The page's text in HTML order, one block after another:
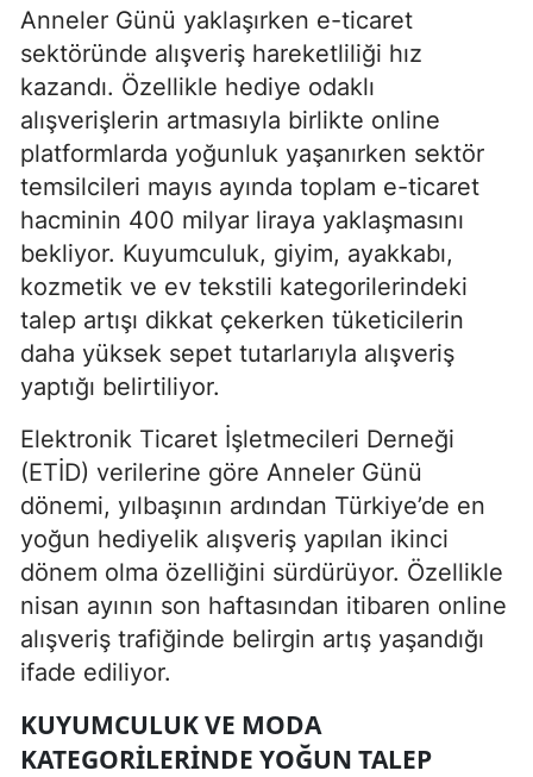
Anneler Günü yaklaşırken e-ticaret
sektöründe alışveriş hareketliliği hız
kazandı. Özellikle hediye odaklı
alışverişlerin artmasıyla birlikte online
platformlarda yoğunluk yaşanırken sektör
temsilcileri mayıs ayında toplam e-ticaret
hacminin 400 milyar liraya yaklaşmasını
bekliyor. Kuyumculuk, giyim, ayakkabı,
kozmetik ve ev tekstili kategorilerindeki
talep artışı dikkat çekerken tüketicilerin
daha yüksek sepet tutarlarıyla alışveriş
yaptığı belirtiliyor.
Elektronik Ticaret İşletmecileri Derneği
(ETİD) verilerine göre Anneler Günü
dönemi, yılbaşının ardından Türkiye’de en
yoğun hediyelik alışveriş yapılan ikinci
dönem olma özelliğini sürdürüyor. Özellikle
nisan ayının son haftasından itibaren online
alışveriş trafiğinde belirgin artış yaşandığı
ifade ediliyor.
KUYUMCULUK VE MODA
KATEGORILERINDE YOĞUN TALEP